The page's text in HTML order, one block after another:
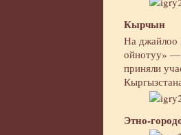
Кырчын
На джайлоо
ойнотуу» —
приняли
Этно-